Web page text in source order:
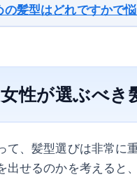
髪型はどれですかで
性が選ぶべき
て、髪型選びは非常に
出せるのかを考えると